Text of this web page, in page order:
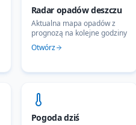
Radar opadów deszczu
Aktualna mapa opadów z
prognozą na kolejne godziny
Otwórz
Pogoda dziś